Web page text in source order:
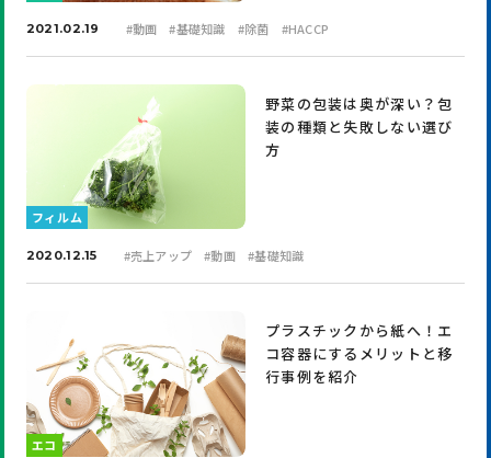
2021.02.19 #動画 #基礎知識 #除菌 #HACCP
フィルム
野菜の包装は奥が深い？包
装の種類と失敗しない選び
方
2020.12.15 #売上アップ #動画 #基礎知識
エコ
プラスチックから紙へ！エ
コ容器にするメリットと移
行事例を紹介